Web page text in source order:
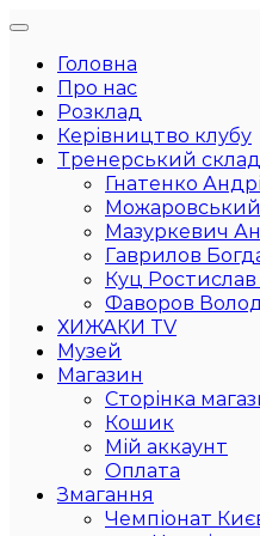
Головна
Про нас
Розклад
Керівництво клубу
Тренерський склад
Гнатенко
Мазуркевич
Гаврилов
Куц
Фаворов
ХИЖАКИ TV
Музей
Магазин
Сторінка
Кошик
Мій аккаунт
Оплата
Змагання
Чемпіонат